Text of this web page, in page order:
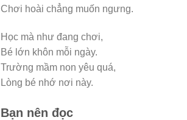
Chơi hoài chẳng muốn ngưng.
Học mà như đang chơi,
Bé lớn khôn mỗi ngày.
Trường mầm non yêu quá,
Lòng bé nhớ nơi này.
Bạn nên đọc